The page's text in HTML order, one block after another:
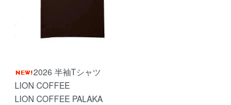
2026 半袖Tシャツ
LION COFFEE
LION COFFEE PALAKA